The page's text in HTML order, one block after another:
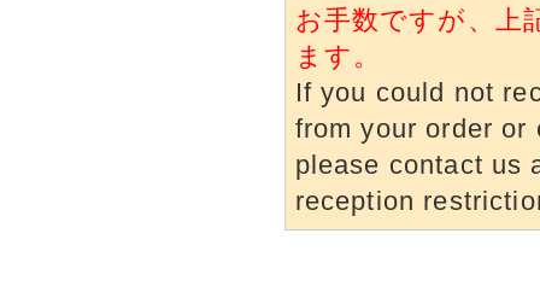
お手数ですが、上
ます。
If you could not
from your order or
please contact us
reception